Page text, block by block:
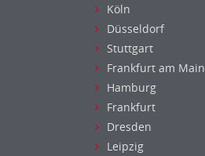
Köln
Düsseldorf
Stuttgart
Frankfurt am Main
Hamburg
Frankfurt
Dresden
Leipzig